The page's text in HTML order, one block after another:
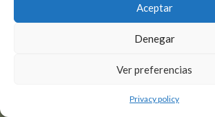
Aceptar
Denegar
Ver preferencias
Privacy policy
Petrer03610
Pol. Ind. Salinetas - Avda de la Libertad, 19-3
2
2